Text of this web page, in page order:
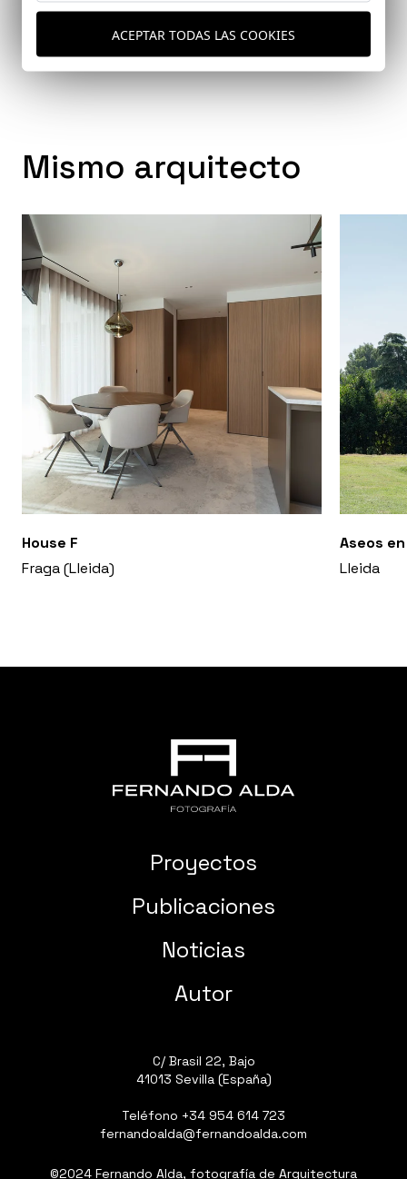
Enlaces relacionados
-
Mismo arquitecto
House F
Fraga (Lleida)
Aseos
Lleida
Proyectos
Publicaciones
Noticias
Autor
C/ Brasil 22, Bajo
41013 Sevilla (España)
Teléfono +34 954 614 723
fernandoalda@fernandoalda.com
©2024 Fernando Alda, fotografía de Arquitectura
ACEPTAR TODAS LAS COOKIES